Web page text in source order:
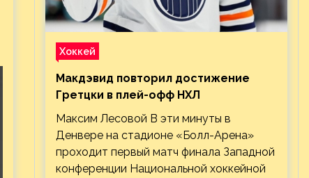
Хоккей
Макдэвид повторил достижение
Гретцки в плей-офф НХЛ
Максим Лесовой В эти минуты в
Денвере на стадионе «Болл-Арена»
проходит первый матч финала Западной
конференции Национальной хоккейной